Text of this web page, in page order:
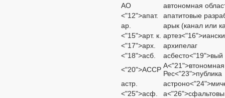
АО
автономная
<"12">апат.
апатитовые
ар.
арык (канал или
<"15">арт. к.
<"17">арх.
архипелаг
<"18">асб.
асбесто<"19">вый
<"20">АССР Рес<"23">публика
астр.
<"25">асф.